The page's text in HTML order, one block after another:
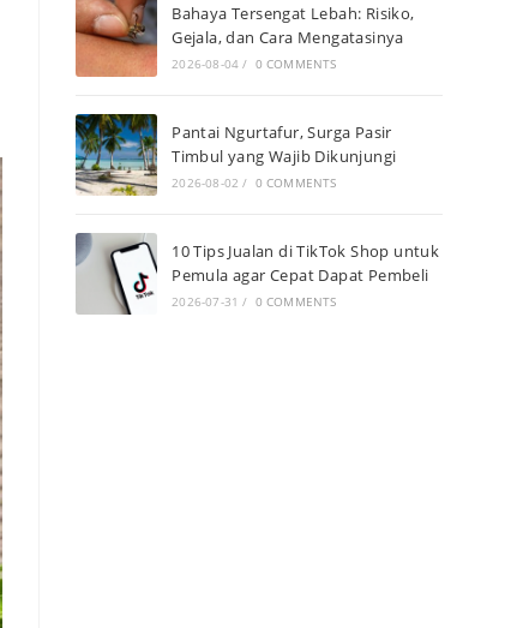
Bahaya Tersengat Lebah: Risiko,
Gejala, dan Cara Mengatasinya
2026-08-04 / 0 COMMENTS
Pantai Ngurtafur, Surga Pasir
Timbul yang Wajib Dikunjungi
2026-08-02 / 0 COMMENTS
10 Tips Jualan di TikTok Shop untuk
Pemula agar Cepat Dapat Pembeli
2026-07-31 / 0 COMMENTS